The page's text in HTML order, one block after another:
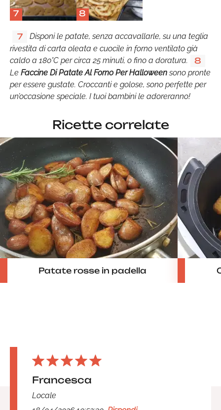
7 8
7
Disponi le patate, senza accavallarle, su una teglia
rivestita di carta oleata e cuocile in forno ventilato già
caldo a 180°C per circa 25 minuti, o fino a doratura.
8
Le Faccine Di Patate Al Forno Per Halloweensono pronte
per essere gustate. Croccanti e golose, sono perfette per
un’occasione speciale. I tuoi bambini le adoreranno!
Ricette correlate
Patate rosse in padella
Francesca
Locale